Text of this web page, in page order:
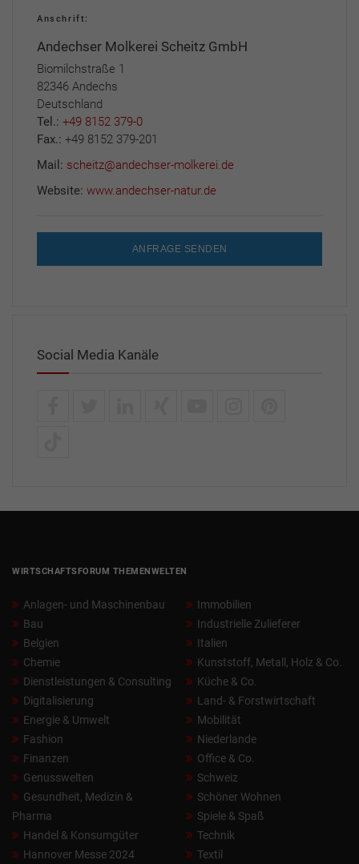
Anschrift:
Andechser Molkerei Scheitz GmbH
Biomilchstraße 1
82346 Andechs
Deutschland
Tel.: +49 8152 379-0
Fax.: +49 8152 379-201
Mail: scheitz@andechser-molkerei.de
Website: www.andechser-natur.de
ANFRAGE SENDEN
Social Media Kanäle
WIRTSCHAFTSFORUM THEMENWELTEN
Anlagen- und Maschinenbau
Bau
Belgien
Chemie
Dienstleistungen & Consulting
Digitalisierung
Energie & Umwelt
Fashion
Finanzen
Genusswelten
Gesundheit, Medizin &
Pharma
Handel & Konsumgüter
Hannover Messe 2024
Immobilien
Industrielle Zulieferer
Italien
Kunststoff, Metall, Holz & Co.
Küche & Co.
Land- & Forstwirtschaft
Mobilität
Niederlande
Office & Co.
Schweiz
Schöner Wohnen
Spiele & Spaß
Technik
Textil